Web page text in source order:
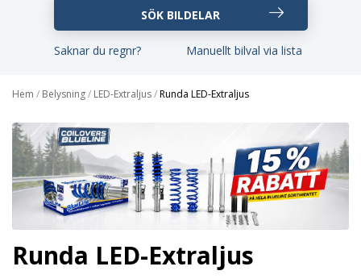
Saknar du regnr? Manuellt bilval via lista
Hem / Belysning/ LED-Extraljus/Runda LED-Extraljus
Runda LED-Extraljus